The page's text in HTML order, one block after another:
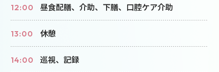
12:00 昼食配膳、介助、下膳、口腔ケア介助
13:00 休憩
14:00 巡視、記録